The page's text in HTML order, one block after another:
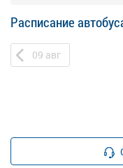
Расписание
09 авг